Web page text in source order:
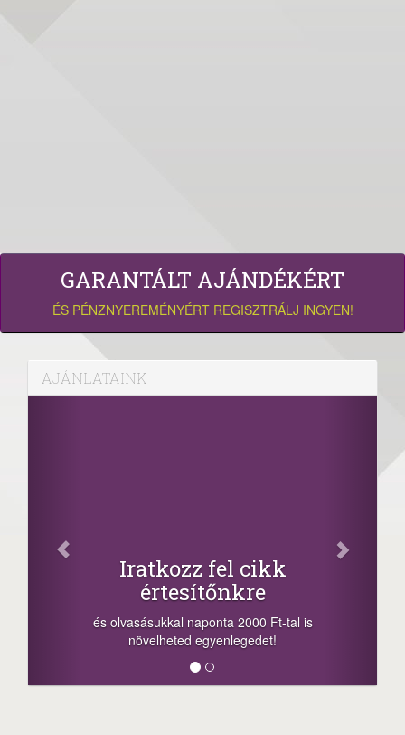
GARANTÁLT AJÁNDÉKÉRT
ÉS PÉNZNYEREMÉNYÉRT REGISZTRÁLJ INGYEN!
AJÁNLATAINK
Iratkozz fel cikk
értesítőnkre
és olvasásukkal naponta 2000 Ft-tal is
növelheted egyenlegedet!